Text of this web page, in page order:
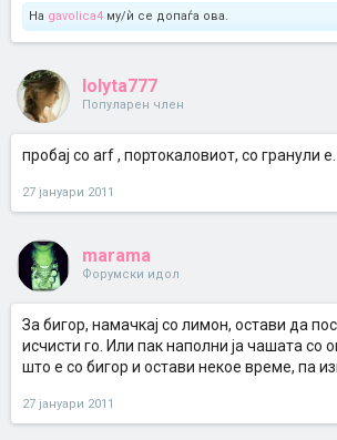
На gavolica4 му/ѝ се допаѓа ова.
lolyta777
Популарен член
пробај со arf , портокаловиот, со гранули е.
27 јануари 2011
marama
Форумски идол
За бигор, намачкај со лимон, остави да
исчисти го. Или пак наполни ја чашата со
што е со бигор и остави некое време, па
27 јануари 2011